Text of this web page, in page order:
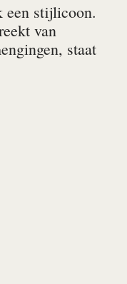
een stijlicoon.
van
staat